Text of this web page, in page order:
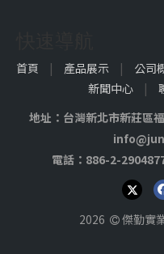
首頁 | 產品展示 | 公司
新聞中心
|
地址：台灣新北市新莊區
電話：886-2-
2026  傑勤實